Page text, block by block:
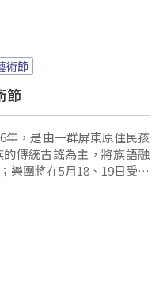
術節
節
年，是由一群屏東原住民孩
傳統古謠為主，將族語融
樂團將在5月18、19日受邀